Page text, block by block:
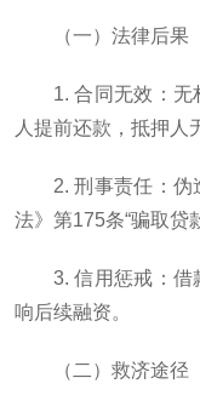
（一）法律后果
1. 合同无效：
人提前还款，抵押人
2. 刑事责任：伪
法》第175条“骗取贷
3. 信用惩戒：借
响后续融资。
（二）救济途径